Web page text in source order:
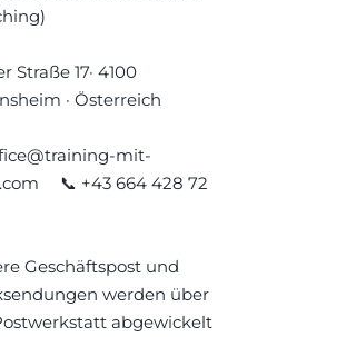
Straße 17· 4100
· Österreich
mit-
📞 +43 664 428 72
Geschäftspost und
werden über
abgewickelt